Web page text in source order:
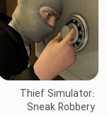
Thief Simulator:
Sneak Robbery